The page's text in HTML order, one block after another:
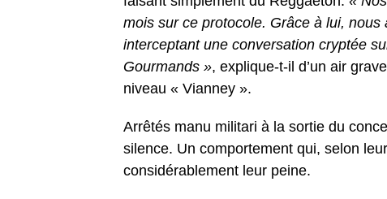
mois sur ce protocole. Grâce à lui,
interceptant une conversation cryptée
Gourmands », explique-t-il d’un air
niveau « Vianney ».
Arrêtés manu militari à la sortie du
silence. Un comportement qui, selon
considérablement leur peine.